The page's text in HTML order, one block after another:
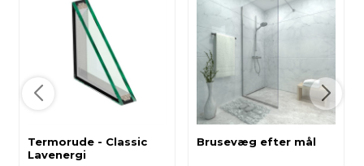
Termorude - Classic
Lavenergi
Brusevæg efter mål